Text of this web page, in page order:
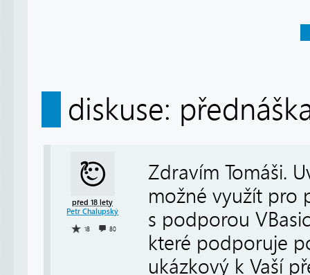
diskuse:
před 18 lety
Petr Chalupský
18 80
Zdravím Tomáši.
možné využít pro
s podporou
které podporuje
ukázkový k Vaší